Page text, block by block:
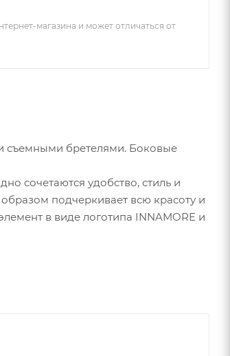
магазина и может отличаться от
съемными бретелями. Боковые
сочетаются удобство, стиль и
подчеркивает всю красоту и
в виде логотипа INNAMORE и